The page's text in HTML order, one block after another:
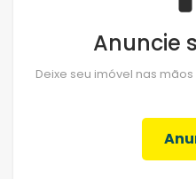
Anuncie
Deixe seu imóvel nas